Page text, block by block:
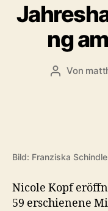
ng
Von
Bild: Franziska
Nicole Kopf
59 erschienene